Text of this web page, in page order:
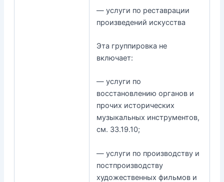
— услуги по реставрации
произведений искусства
Эта группировка не
включает:
— услуги по
восстановлению органов и
прочих исторических
музыкальных инструментов,
см. 33.19.10;
— услуги по производству и
постпроизводству
художественных фильмов и